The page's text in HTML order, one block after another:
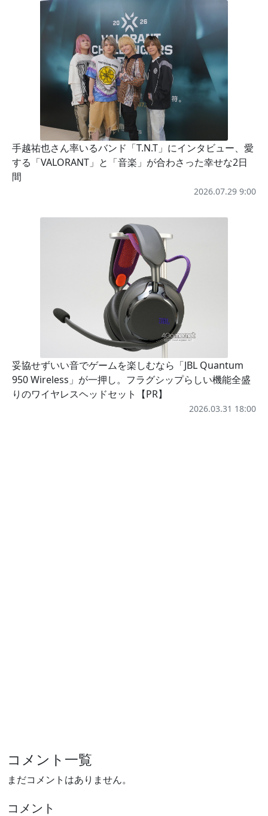
手越祐也さん率いるバンド「T.N.T」にインタビュー、愛
する「VALORANT」と「音楽」が合わさった幸せな2日
間
2026.07.29 9:00
妥協せずいい音でゲームを楽しむなら「JBL Quantum
950 Wireless」が一押し。フラグシップらしい機能全盛
りのワイヤレスヘッドセット【PR】
2026.03.31 18:00
コメント一覧
まだコメントはありません。
コメント